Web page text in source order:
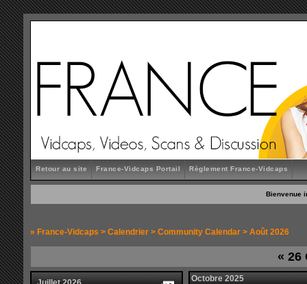
Retour au site France-Vidcaps Portail Règlement France-Vidcaps
Bienvenue
» France-Vidcaps >Calendrier >Community Calendar > Août 2026
« 26
Octobre 2025